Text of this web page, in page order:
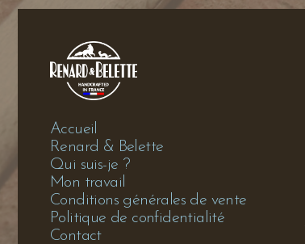
Accueil
Renard & Belette
Qui suis-je ?
Mon travail
Conditions générales de vente
Politique de confidentialité
Contact